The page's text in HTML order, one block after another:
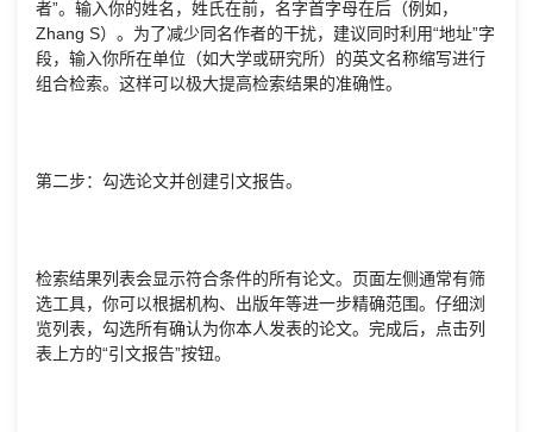
者”。输入你的姓名，姓氏在前，名字首字母在后（例如，
Zhang S）。为了减少同名作者的干扰，建议同时利用“地址”字
段，输入你所在单位（如大学或研究所）的英文名称缩写进行
组合检索。这样可以极大提高检索结果的准确性。
第二步：勾选论文并创建引文报告。
检索结果列表会显示符合条件的所有论文。页面左侧通常有筛
选工具，你可以根据机构、出版年等进一步精确范围。仔细浏
览列表，勾选所有确认为你本人发表的论文。完成后，点击列
表上方的“引文报告”按钮。